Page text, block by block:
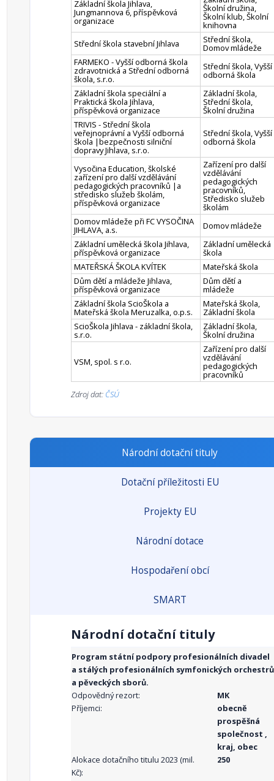
Základní škola Jihlava,
Jungmannova 6, příspěvková
organizace
Školní družina,
Školní klub, Školní
knihovna
Střední škola stavební Jihlava
Střední škola,
Domov mládeže
FARMEKO - Vyšší odborná škola
zdravotnická a Střední odborná
škola, s.r.o.
Střední škola, Vyšší
odborná škola
Základní škola speciální a
Praktická škola Jihlava,
příspěvková organizace
Základní škola,
Střední škola,
Školní družina
TRIVIS - Střední škola
veřejnoprávní a Vyšší odborná
škola |bezpečnosti silniční
dopravy Jihlava, s.r.o.
Střední škola, Vyšší
odborná škola
Vysočina Education, školské
zařízení pro další vzdělávání
pedagogických pracovníků |a
středisko služeb školám,
příspěvková organizace
Zařízení pro další
vzdělávání
pedagogických
pracovníků,
Středisko služeb
školám
Domov mládeže při FC VYSOČINA
JIHLAVA, a.s.
Domov mládeže
Základní umělecká škola Jihlava,
příspěvková organizace
Základní umělecká
škola
MATEŘSKÁ ŠKOLA KVÍTEK
Mateřská škola
Dům dětí a mládeže Jihlava,
příspěvková organizace
Dům dětí a
mládeže
Základní škola ScioŠkola a
Mateřská škola Meruzalka, o.p.s.
Mateřská škola,
Základní škola
ScioŠkola Jihlava - základní škola,
s.r.o.
Základní škola,
Školní družina
VSM, spol. s r.o.
Zařízení pro další
vzdělávání
pedagogických
pracovníků
Zdroj dat: ČSÚ
Národní dotační tituly
Dotační příležitosti EU
Projekty EU
Národní dotace
Hospodaření obcí
SMART
Národní dotační tituly
Program státní podpory profesionálních divadel
a stálých profesionálních symfonických orchestrů
a pěveckých sborů.
Odpovědný rezort:
MK
Příjemci:
obecně
prospěšná
společnost ,
kraj, obec
Alokace dotačního titulu 2023 (mil.
Kč):
250